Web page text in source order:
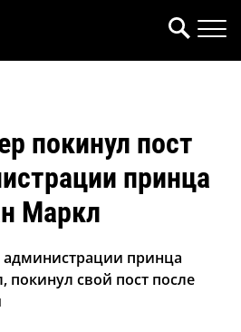
покинул пост
принца
Маркл
принца
покинул свой пост после